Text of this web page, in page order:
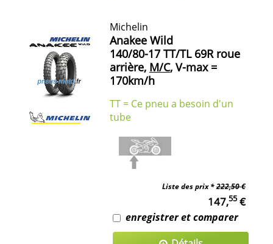
Michelin
Anakee Wild
140/80-17 TT/TL 69R roue
arrière, M/C, V-max =
170km/h
TT = Ce pneu a besoin d'un
tube
Liste des prix *222,50 €
147,55€
enregistrer et comparer